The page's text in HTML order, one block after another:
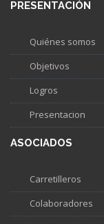
PRESENTACIÓN
Quiénes somos
Objetivos
Logros
Presentacion
ASOCIADOS
Carretilleros
Colaboradores